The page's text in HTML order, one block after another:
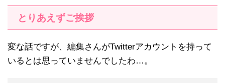
とりあえずご挨拶
変な話ですが、編集さんがTwitterアカウントを持って
いるとは思っていませんでしたわ…。